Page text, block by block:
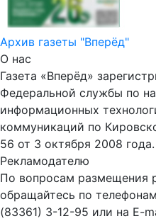
Архив газеты "Вперёд"
О нас
Газета «Вперёд»
Федеральной службы по
информационных
коммуникаций по
56 от 3 октября 2008 года.
Рекламодателю
По вопросам размещения
обращайтесь по
(83361) 3-12-95 или на E-